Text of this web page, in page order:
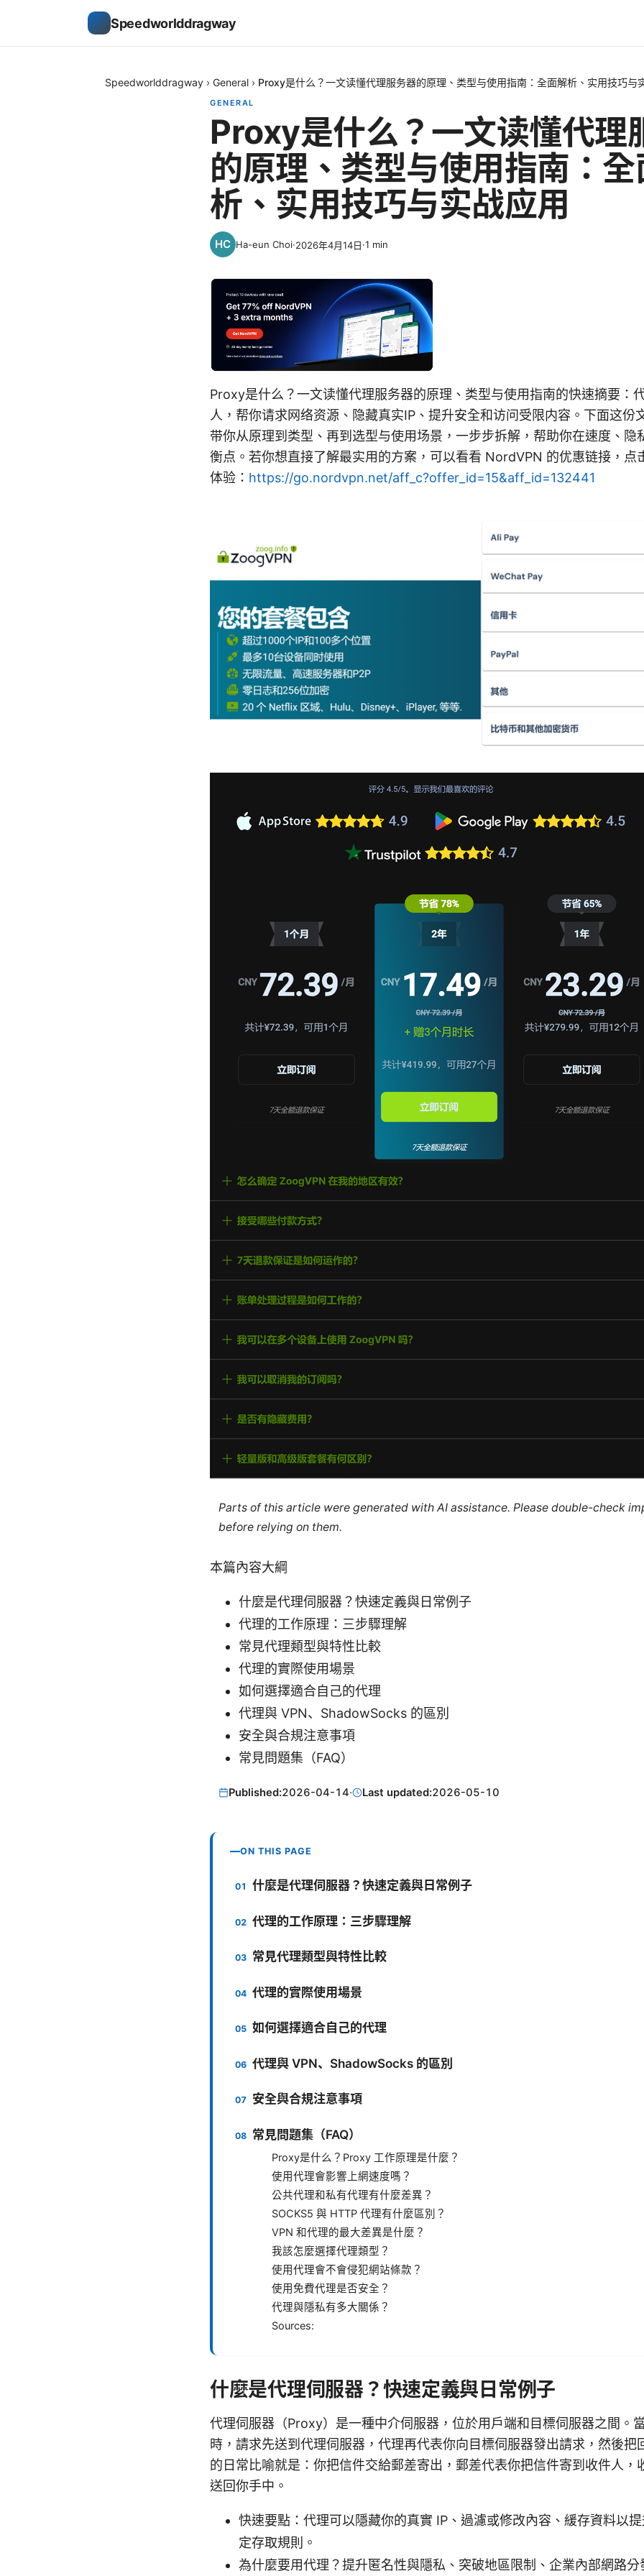
Speedworlddragway
Speedworlddragway › General › Proxy是什么？一文读懂代理服务器的原理、类型与使用指南：全面解析、实用技巧与
GENERAL
Proxy是什么？一文读懂代理
的原理、类型与使用指南：全
析、实用技巧与实战应用
Ha-eun Choi·2026年4月14日·1 min
Proxy是什么？一文读懂代理服务器的原理、类型与使用指南的快速摘要：
人，帮你请求网络资源、隐藏真实IP、提升安全和访问受限内容。下面这份
带你从原理到类型、再到选型与使用场景，一步步拆解，帮助你在速度、隐
衡点。若你想直接了解最实用的方案，可以看看 NordVPN 的优惠链接，点
体验： https://go.nordvpn.net/aff_c?offer_id=15&aff_id=132441
Parts of this article were generated with AI assistance. Please double-check
before relying on them.
本篇內容大綱
什麼是代理伺服器？快速定義與日常例子
代理的工作原理：三步驟理解
常見代理類型與特性比較
代理的實際使用場景
如何選擇適合自己的代理
代理與 VPN、ShadowSocks 的區別
安全與合規注意事項
常見問題集（FAQ）
Published:2026-04-14· Last updated:2026-05-10
ON THIS PAGE
什麼是代理伺服器？快速定義與日常例子
代理的工作原理：三步驟理解
常見代理類型與特性比較
代理的實際使用場景
如何選擇適合自己的代理
代理與 VPN、ShadowSocks 的區別
安全與合規注意事項
常見問題集（FAQ）
Proxy是什么？Proxy 工作原理是什麼？
使用代理會影響上網速度嗎？
公共代理和私有代理有什麼差異？
SOCKS5 與 HTTP 代理有什麼區別？
VPN 和代理的最大差異是什麼？
我該怎麼選擇代理類型？
使用代理會不會侵犯網站條款？
使用免費代理是否安全？
代理與隱私有多大關係？
Sources:
什麼是代理伺服器？快速定義與日常例子
代理伺服器（Proxy）是一種中介伺服器，位於用戶端和目標伺服器之間。
時，請求先送到代理伺服器，代理再代表你向目標伺服器發出請求，然後把
的日常比喻就是：你把信件交給郵差寄出，郵差代表你把信件寄到收件人，
送回你手中。
快速要點：代理可以隱藏你的真實 IP、過濾或修改內容、緩存資料以
定存取規則。
為什麼要用代理？提升匿名性與隱私、突破地區限制、企業內部網路